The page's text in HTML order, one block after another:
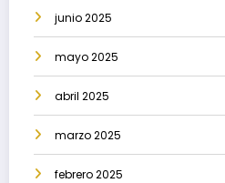
junio 2025
mayo 2025
abril 2025
marzo 2025
febrero 2025